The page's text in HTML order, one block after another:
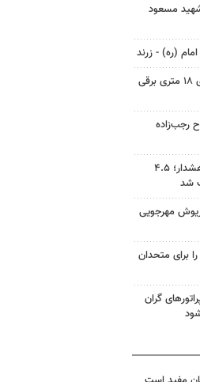
شهید مسعود
(ره) - زرند
ورود متروباس‌ها و اتوبوس‌های ۱۸ متری برقی
رجب‌زاده
دریاچه ارومیه میان فرصت و هشدار؛ ۴.۵
شد
مهرجویی
برای متحدان
گران